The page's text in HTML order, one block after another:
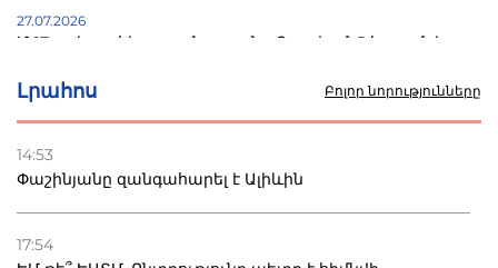
Լրահոս Բոլոր նորությունները
14:53
Փաշինյանը զանգահարել է Ալիևին
17:54
27.07.2026
Մ-17 աշխարհի առաջնությունը Բաքվում. 5 հայ ըմբիշ
22.07.2026
տուժածներ կան
21.07.2026
Դատվածություն ունեցող միգրանտներին կարգելվի
բնակվել Ռուսաստանում